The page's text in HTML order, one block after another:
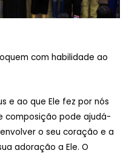
com habilidade ao
e ao que Ele fez por nós
composição pode ajudá-
o seu coração e a
adoração a Ele. O